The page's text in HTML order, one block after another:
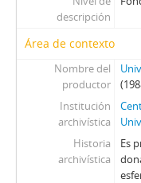
descripción
Área de contexto
Nombre del
productor
Institución
archivística
Historia
archivística
Es